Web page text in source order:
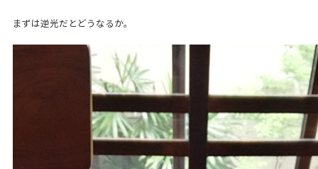
まずは逆光だとどうなるか。